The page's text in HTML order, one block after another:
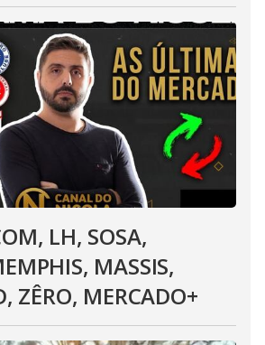
LH, SOSA,
MASSIS,
ZÊRO, MERCADO+